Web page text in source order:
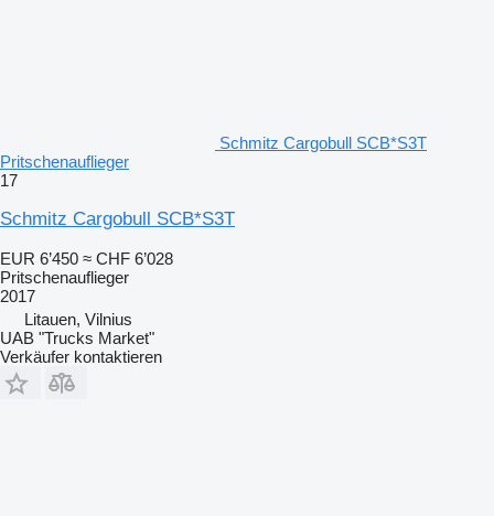
Schmitz Cargobull SCB*S3T
Pritschenauflieger
17
Schmitz Cargobull SCB*S3T
EUR 6’450 ≈ CHF 6’028
Pritschenauflieger
2017
Litauen, Vilnius
UAB "Trucks Market"
Verkäufer kontaktieren